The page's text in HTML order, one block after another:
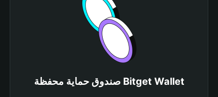
صندوق حماية محفظة Bitget Wallet